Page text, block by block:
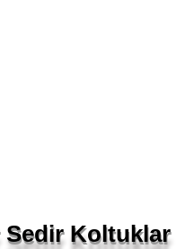
Sedir Koltuklar